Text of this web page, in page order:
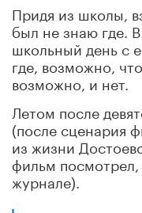
Придя из школы,
был не знаю где.
школьный день с
где, возможно,
возможно, и нет.
Летом после
(после сценария
из жизни
фильм
журнале).